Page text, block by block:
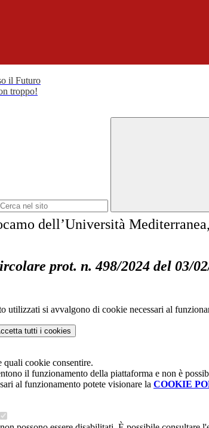
il Futuro
troppo!
dell’Università
prot. n. 498/2024 del 03/
utilizzati si avvalgono di cookie necessari al
tutti i cookies
quali cookie consentire.
il funzionamento della piattaforma e non è
al funzionamento potete visionare la COOKIE